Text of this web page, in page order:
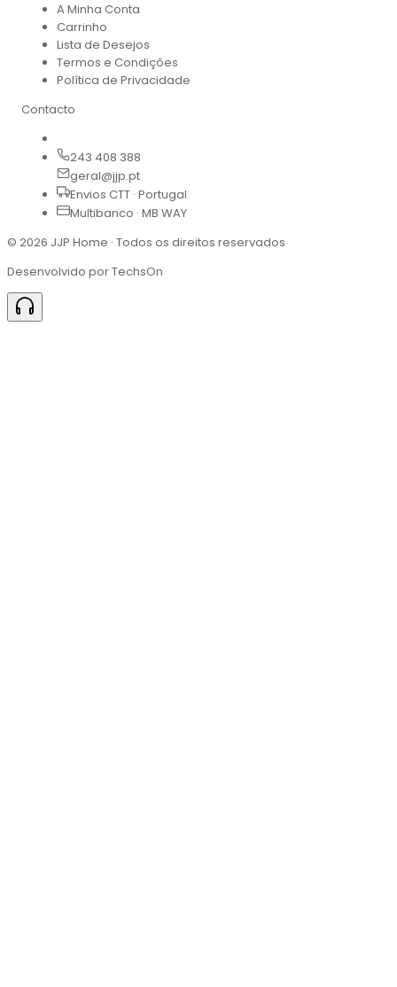
A Minha Conta
Carrinho
Lista de Desejos
Termos e Condições
Política de Privacidade
Contacto
243 408 388
geral@jjp.pt
Envios CTT · Portugal
Multibanco · MB WAY
© 2026 JJP Home · Todos os direitos reservados
Desenvolvido por TechsOn